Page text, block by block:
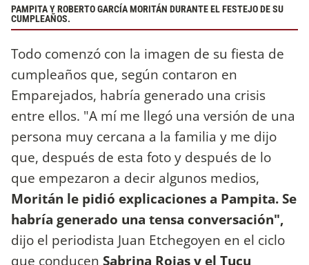
PAMPITA Y ROBERTO GARCÍA MORITÁN DURANTE EL FESTEJO DE SU
CUMPLEAÑOS.
Todo comenzó con la imagen de su fiesta de
cumpleaños que, según contaron en
Emparejados, habría generado una crisis
entre ellos. "A mí me llegó una versión de una
persona muy cercana a la familia y me dijo
que, después de esta foto y después de lo
que empezaron a decir algunos medios,
Moritán le pidió explicaciones a Pampita. Se
habría generado una tensa conversación",
dijo el periodista Juan Etchegoyen en el ciclo
que conducen Sabrina Rojas y el Tucu